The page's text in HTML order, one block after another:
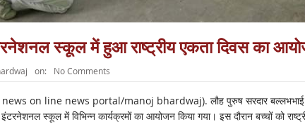
स्कूल में हुआ राष्ट्रीय एकता दिवस का
on: No Comments
news on line news portal/manoj bhardwaj). लौह पुरुष सरदार बल्लभभाई
इंटरनेशनल स्कूल में विभिन्न कार्यक्रमों का आयोजन किया गया। इस दौरान बच्चों को